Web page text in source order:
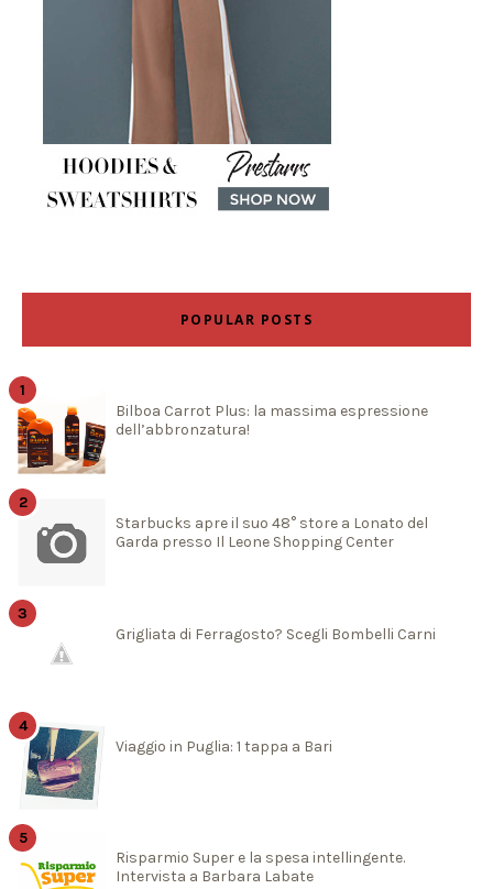
POPULAR POSTS
Bilboa Carrot Plus: la massima espressione
dell’abbronzatura!
Starbucks apre il suo 48° store a Lonato del
Garda presso Il Leone Shopping Center
Grigliata di Ferragosto? Scegli Bombelli Carni
Viaggio in Puglia: 1 tappa a Bari
Risparmio Super e la spesa intellingente.
Intervista a Barbara Labate